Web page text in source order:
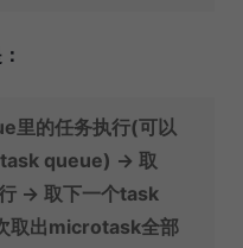
里的任务执行(可以
queue) -> 取
-> 取下一个task
取出microtask全部